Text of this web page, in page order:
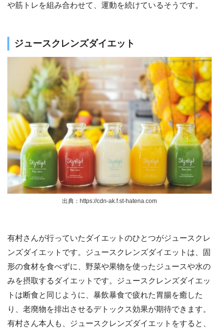
や筋トレを組み合わせて、運動を続けているそうです。
ジュースクレンズダイエット
出典：https://cdn-ak.f.st-hatena.com
有村さんが行っていたダイエットのひとつがジュースクレ
ンズダイエットです。ジュースクレンズダイエットは、固
形の食材を食べずに、野菜や果物を使ったジュースや水の
みを摂取するダイエットです。ジュースクレンズダイエッ
トは断食と同じように、暴飲暴食で疲れた胃腸を癒した
り、老廃物を排出させるデトックス効果が期待できます。
有村さん本人も、ジュースクレンズダイエットをすると、